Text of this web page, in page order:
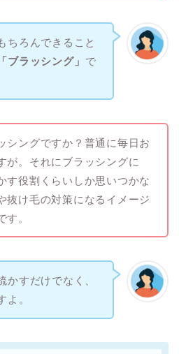
ちろんできること
「ブラッシング」 で
シングですか？普通に毎日お
が。それにブラッシングに
す役割くらいしか思いつかな
抜け毛の対策になるイメージ
す。
かすだけでなく、
よ。